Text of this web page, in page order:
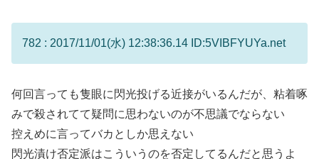
782 : 2017/11/01(水) 12:38:36.14 ID:5VIBFYUYa.net
何回言っても隻眼に閃光投げる近接がいるんだが、粘着啄
みで殺されてて疑問に思わないのが不思議でならない
控えめに言ってバカとしか思えない
閃光漬け否定派はこういうのを否定してるんだと思うよ